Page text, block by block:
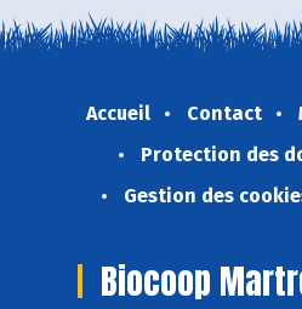
Accueil Contact
Protection des
Gestion des
Biocoop